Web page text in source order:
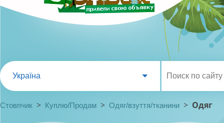
Україна
Стовпчик > Куплю/Продам > Одяг/взуття/тканини > Одяг